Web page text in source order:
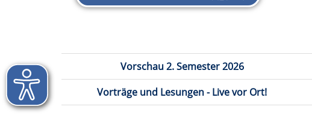
Vorschau 2. Semester 2026
Vorträge und Lesungen - Live vor Ort!